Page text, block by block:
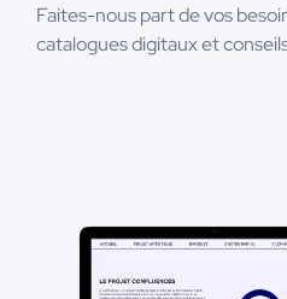
Faites-nous part de vos
catalogues digitaux et